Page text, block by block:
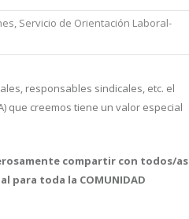
, Servicio de Orientación Laboral-
responsables sindicales, etc. el
que creemos tiene un valor especial
compartir con todos/as
para toda la COMUNIDAD